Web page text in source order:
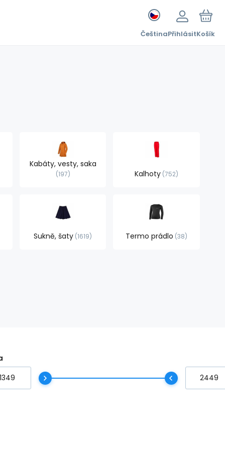
ČeštinaPřihlásitKošík
Kabáty, vesty, saka
197 Kalhoty 752
Sukně, šaty 1619 Termo prádlo 38